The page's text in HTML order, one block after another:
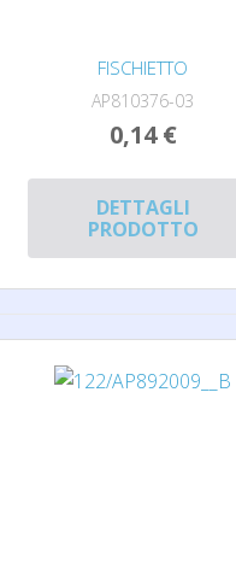
FISCHIETTO
AP810376-03
0,14 €
DETTAGLI
PRODOTTO